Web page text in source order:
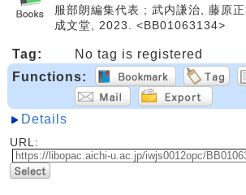
服部朗編集代表 ; 武内謙治, 藤原
成文堂, 2023. <BB01063134>
Tag:
No tag is registered
Functions:
Details
URL: